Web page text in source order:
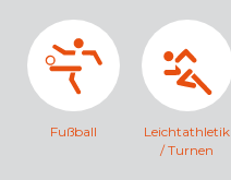
Fußball
Leichtathletik
/ Turnen